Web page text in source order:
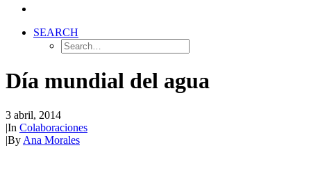
SEARCH
Día mundial del agua
3 abril, 2014
|In Colaboraciones
|By Ana Morales